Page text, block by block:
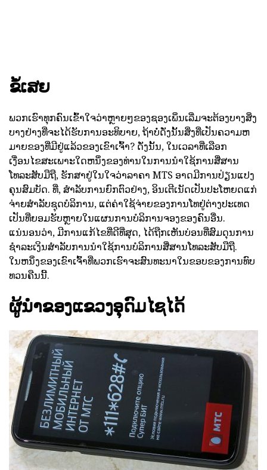
ຂໍ້ເສຍ
ພວກເຮົາທຸກຄົນເຂົ້າໃຈວ່າຫຼາຍໆຂອງຊອງເພິ່ນເລີ່ມຈະຕ້ອງບາງສິ່ງ
ບາງຢ່າງທີ່ຈະໄດ້ຮັບການອະທິບາຍ, ຖ້າບໍ່ດັ່ງນັ້ນສິ່ງທີ່ເປັນຄວາມຫ
ມາຍຂອງທີ່ມີຢູ່ແລ້ວຂອງເຂົາເຈົ້າ? ດັ່ງນັ້ນ, ໃນເວລາທີ່ເລືອກ
ເງື່ອນໄຂສະເພາະໃດຫນຶ່ງຂອງທ່ານໃນການນໍາໃຊ້ການສື່ສານ
ໂທລະສັບມືຖື, ຮັກສາຢູ່ໃນໃຈວ່າລາຄາ MTS ອາດມີການປ່ຽນແປງ
ຄຸນສົມບັດ. ທີ່, ສໍາລັບການຍົກຕົວຢ່າງ, ອິນເຕີເນັດເປັນປະໂຫຍດແກ່
ຈ່າຍສໍາລັບຊຸດບໍລິການ, ແຕ່ຄ່າໃຊ້ຈ່າຍຂອງການໂທຢູ່ຕ່າງປະເທດ
ເປັນທີ່ຍອມຮັບຫຼາຍໃນແຜນການບໍລິການຈອງຂອງຄົນອື່ນ.
ແນ່ນອນວ່າ, ມີການແກ້ໄຂທີ່ດີທີ່ສຸດ, ໄດ້ຖືກເຫັນບ່ອນທີ່ສົມດຸນການ
ຊໍາລະເງິນສໍາລັບການນໍາໃຊ້ການບໍລິການສື່ສານໂທລະສັບມືຖື.
ໃນຫນຶ່ງຂອງເຂົາເຈົ້າທີ່ພວກເຮົາຈະສົນທະນາໃນຂອບຂອງການທົບ
ທວນຄືນນີ້.
ຜູ້ນໍາຂອງແຂວງອຸດົມໄຊໄດ້